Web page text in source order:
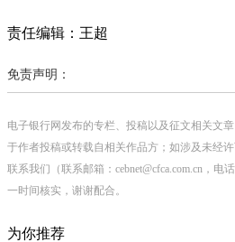
责任编辑：王超
免责声明：
电子银行网发布的专栏、投稿以及征文相关文
于作者投稿或转载自相关作品方；如涉及未经
联系我们（联系邮箱：cebnet@cfca.com.cn，电
一时间核实，谢谢配合。
为你推荐